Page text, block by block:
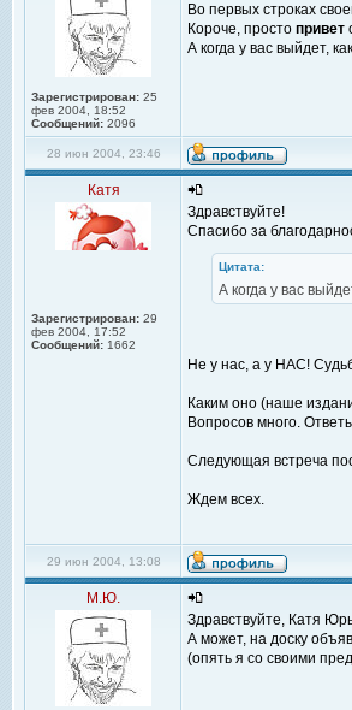
Зарегистрирован: 25
фев 2004, 18:52
Сообщений: 2096
Во первых строках
Короче, просто привет
А когда у вас выйдет,
28 июн 2004, 23:46
Катя
Зарегистрирован: 29
фев 2004, 17:52
Сообщений: 1662
Здравствуйте!
Спасибо за
Цитата:
А когда у вас
Не у нас, а у НАС!
Каким оно (наше
Вопросов много.
Следующая встреча
Ждем всех.
29 июн 2004, 13:08
М.Ю.
Здравствуйте, Катя
А может, на доску
(опять я со своими